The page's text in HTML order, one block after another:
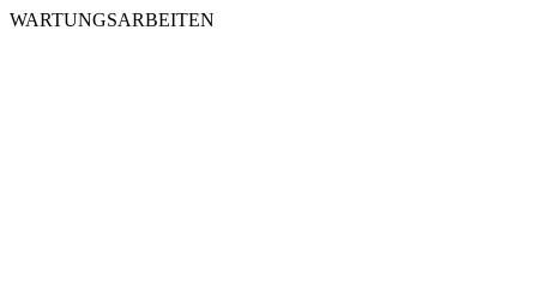
WARTUNGSARBEITEN